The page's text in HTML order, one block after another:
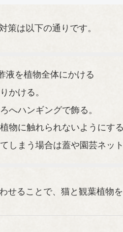
策は以下の通りです。
液を植物全体にかける
かける。
へハンギングで飾る。
物に触れられないようにす
しまう場合は蓋や園芸ネッ
せることで、猫と観葉植物